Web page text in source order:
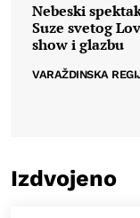
Nebeski
Suze svetog
show i glazbu
VARAŽDINSKA
Izdvojeno